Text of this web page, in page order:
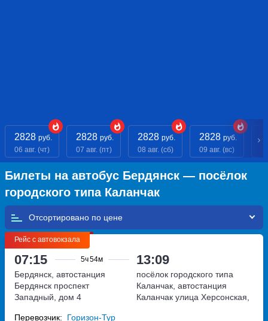
2828 руб.
06 авг. (чт)
2828 руб.
07 авг. (пт)
2828 руб.
08 авг. (сб)
2828 руб.
09 авг. (вс)
Билеты на автобус Бердянск — посёлок
городского типа Каланчак
Отсортировано по
Рейс с автовокзала
07:15 5ч54м 13:09
Бердянск, автостанция
Бердянск проспект
Западный, дом 4
посёлок городского типа
Каланчак, автостанция
Каланчак улица Херсонская,
Перевозчик: Горизон-Тур